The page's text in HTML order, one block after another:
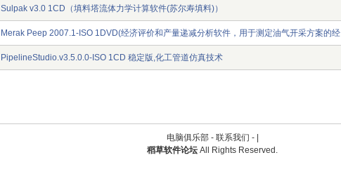
Sulpak v3.0 1CD（填料塔流体力学计算软件(苏尔寿填料)）
Merak Peep 2007.1-ISO 1DVD(经济评价和产量递减分析软件，用于测定油气开采方案的经
PipelineStudio.v3.5.0.0-ISO 1CD 稳定版,化工管道仿真技术
电脑俱乐部 - 联系我们 -
稻草软件论坛 All Rights Reserved.